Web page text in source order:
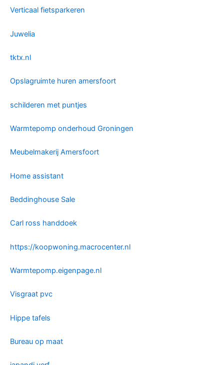
Verticaal fietsparkeren
Juwelia
tktx.nl
Opslagruimte huren amersfoort
schilderen met puntjes
Warmtepomp onderhoud Groningen
Meubelmakerij Amersfoort
Home assistant
Beddinghouse Sale
Carl ross handdoek
https://koopwoning.macrocenter.nl
Warmtepomp.eigenpage.nl
Visgraat pvc
Hippe tafels
Bureau op maat